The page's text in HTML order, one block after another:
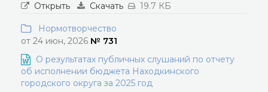
Открыть
Скачать 19.7 КБ
Нормотворчество
от 24 июн, 2026 № 731
О результатах публичных слушаний по отчету
об исполнении бюджета Находкинского
городского округа за 2025 год